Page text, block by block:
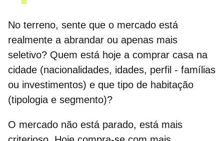
No terreno, sente que o mercado está
realmente a abrandar ou apenas mais
seletivo? Quem está hoje a comprar casa na
cidade (nacionalidades, idades, perfil - famílias
ou investimentos) e que tipo de habitação
(tipologia e segmento)?
O mercado não está parado, está mais